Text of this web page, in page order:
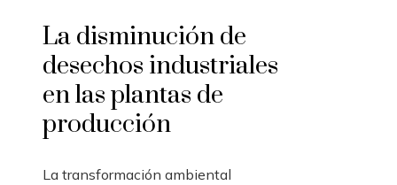
La disminución de
desechos industriales
en las plantas de
producción
La transformación ambiental